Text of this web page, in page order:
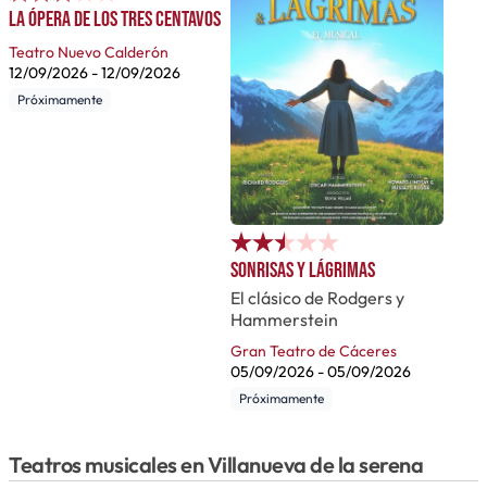
La ópera de los tres centavos
Teatro Nuevo Calderón
12/09/2026 -12/09/2026
Próximamente
Sonrisas y lágrimas
El clásico de Rodgers y
Hammerstein
Gran Teatro de Cáceres
05/09/2026 -05/09/2026
Próximamente
Teatros musicales en Villanueva de la serena